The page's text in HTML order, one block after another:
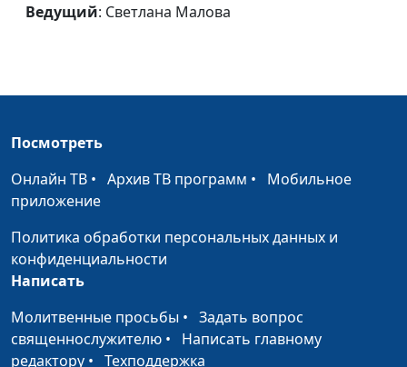
Исход
Елена Сало, солистка
и балета РБ, Лиза
#1564
Battle Hymn of the
Republic
Большого театра оперы
и балета РБ, Лиза
Ведущий: Светлана Малова
Посмотреть
Онлайн ТВ • Архив ТВ программ • Мобильное
приложение
Политика обработки персональных данных и
конфиденциальности
Написать
Молитвенные просьбы • Задать вопрос
священнослужителю • Написать главному
редактору • Техподдержка